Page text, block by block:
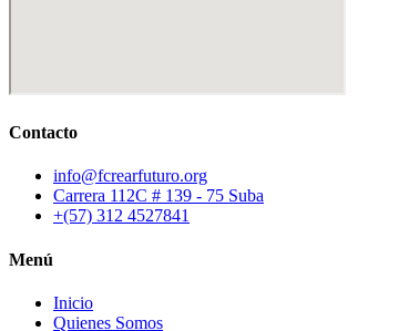
Contacto
info@fcrearfuturo.org
Carrera 112C # 139 - 75 Suba
+(57) 312 4527841
Menú
Inicio
Quienes Somos